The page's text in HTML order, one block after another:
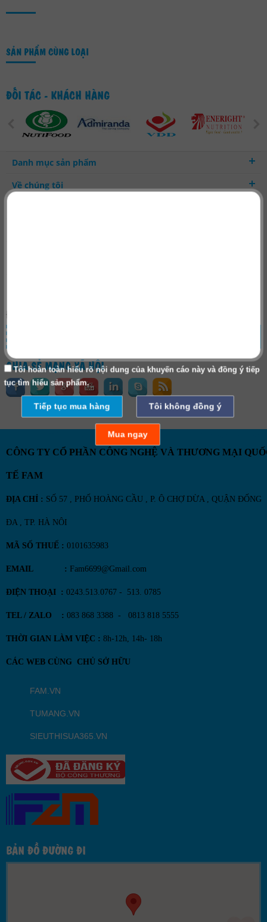
SẢN PHẨM CÙNG LOẠI
Tôi hoàn toàn hiểu rõ nội dung của khuyến cáo này và đồng ý tiếp
tục tìm hiểu sản phẩm.
Tiếp tục mua hàng Tôi không đồng ý
Mua ngay
ĐỐI TÁC - KHÁCH HÀNG
Danh mục sản phẩm
Về chúng tôi
ĐĂNG KÝ NHẬN
CHIA SẺ MẠNG XÃ HỘI
CÔNG TY CỔ PHẦN CÔNG NGHỆ VÀ THƯƠNG MẠI
TẾ FAM
ĐỊA CHỈ : SỐ 57 , PHỐ HOÀNG CẦU , P. Ô CHỢ DỪA , QUẬN ĐỐNG
ĐA , TP. HÀ NÔI
MÃ SỐ THUẾ : 0101635983
EMAIL : Fam6699@Gmail.com
ĐIỆN THOẠI : 0243.513.0767 - 513. 0785
TEL / ZALO : 083 868 3388 - 0813 818 5555
THỜI GIAN LÀM VIỆC : 8h-12h, 14h- 18h
CÁC WEB CÙNG CHỦ SỞ HỮU
FAM.VN
TUMANG.VN
SIEUTHISUA365.VN
BẢN ĐỒ ĐƯỜNG ĐI